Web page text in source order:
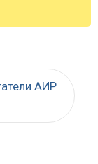
АИР